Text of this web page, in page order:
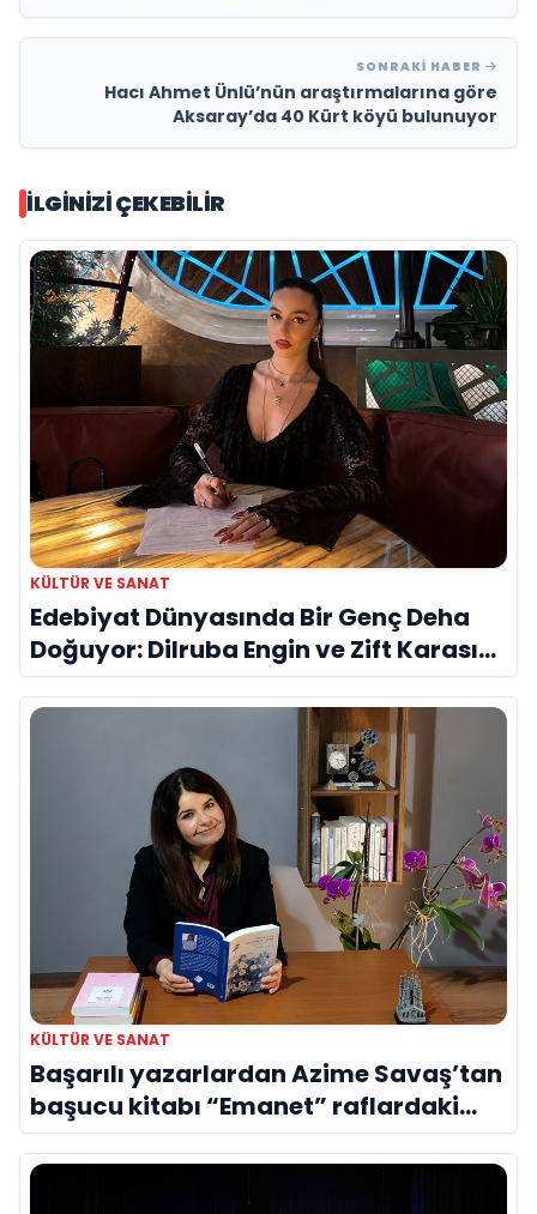
SONRAKI HABER
Hacı Ahmet Ünlü’nün araştırmalarına göre
Aksaray’da 40 Kürt köyü bulunuyor
İLGINIZI ÇEKEBILIR
KÜLTÜR VE SANAT
Edebiyat Dünyasında Bir Genç Deha
Doğuyor: Dilruba Engin ve Zift Karası
Evreni ‘AVENOİR’
KÜLTÜR VE SANAT
Başarılı yazarlardan Azime Savaş’tan
başucu kitabı “Emanet” raflardaki
yerini aldı